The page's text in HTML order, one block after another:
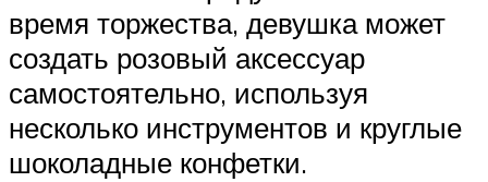
время торжества, девушка может
создать розовый аксессуар
самостоятельно, используя
несколько инструментов и круглые
шоколадные конфетки.